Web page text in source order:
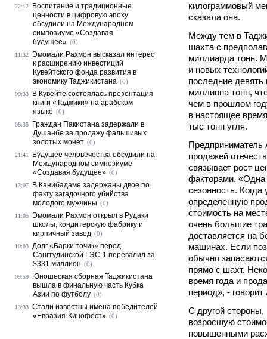
килограммовый
сказала она.
Между тем в
шахта с
миллиарда тонн.
и новых
последние
миллиона тонн,
чем в прошлом
в настоящее
тыс тонн угля.
Предприниматель
продажей
связывает рост
факторами. «Одна
сезонность. Когда
определенную
стоимость на
очень большие
доставляется на
машинах. Если
обычно
прямо с шахт.
время года и
период», -
С другой
возросшую
повышенными
22:12
Воспитание и традиционные
ценности в цифровую эпоху
обсудили на Международном
симпозиуме «Создавая
будущее» (0)
11:32 Эмомали Рахмон высказал интерес
к расширению инвестиций
Кувейтского фонда развития в
экономику Таджикистана (0)
09:33
В Кувейте состоялась презентация
книги «Таджики» на арабском
языке (0)
08:35
Граждан Пакистана задержали в
Душанбе за продажу фальшивых
золотых монет (0)
21:41
Будущее человечества обсудили на
Международном симпозиуме
«Создавая будущее» (0)
13:07
В Канибадаме задержаны двое по
факту загадочного убийства
молодого мужчины (0)
11:05 Эмомали Рахмон открыл в Рудаки
школы, кондитерскую фабрику и
кирпичный завод (0)
10:03 Долг «Барки точик» перед
Сангтудинской ГЭС-1 перевалил за
$331 миллион (0)
09:59
Юношеская сборная Таджикистана
вышла в финальную часть Кубка
Азии по футболу (0)
13:33 Стали известны имена победителей
«Евразия-Кинофест» (0)